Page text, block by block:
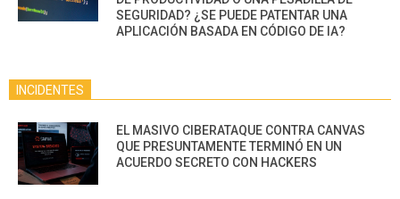
SEGURIDAD? ¿SE PUEDE PATENTAR UNA
APLICACIÓN BASADA EN CÓDIGO DE IA?
INCIDENTES
EL MASIVO CIBERATAQUE CONTRA CANVAS
QUE PRESUNTAMENTE TERMINÓ EN UN
ACUERDO SECRETO CON HACKERS